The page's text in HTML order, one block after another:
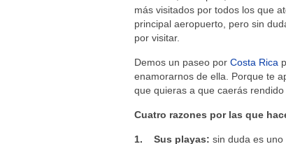
más visitados por todos los que
principal aeropuerto, pero sin
por visitar.
Demos un paseo por Costa Rica
enamorarnos de ella. Porque te
que quieras a que caerás rendido
Cuatro razones por las que
1. Sus playas: sin duda es